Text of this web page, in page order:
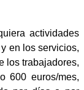
actividades
en los servicios,
los trabajadores,
600 euros/mes,